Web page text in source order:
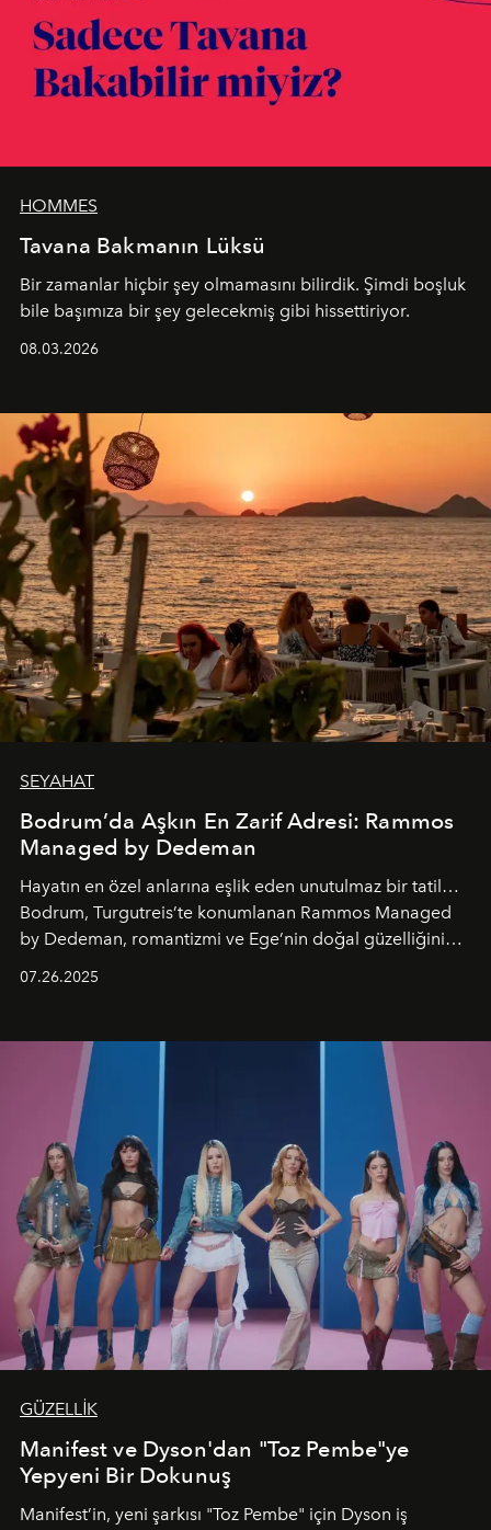
HOMMES
Tavana Bakmanın Lüksü
Bir zamanlar hiçbir şey olmamasını bilirdik. Şimdi boşluk
bile başımıza bir şey gelecekmiş gibi hissettiriyor.
08.03.2026
SEYAHAT
Bodrum’da Aşkın En Zarif Adresi: Rammos
Managed by Dedeman
Hayatın en özel anlarına eşlik eden unutulmaz bir tatil…
Bodrum, Turgutreis’te konumlanan Rammos Managed
by Dedeman, romantizmi ve Ege’nin doğal güzelliğini
07.26.2025
GÜZELLİK
Manifest ve Dyson'dan "Toz Pembe"ye
Yepyeni Bir Dokunuş
Manifest’in, yeni şarkısı "Toz Pembe" için Dyson iş